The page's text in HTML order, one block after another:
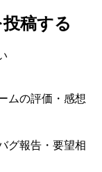
稿する
ムの評価・感想
グ報告・要望相